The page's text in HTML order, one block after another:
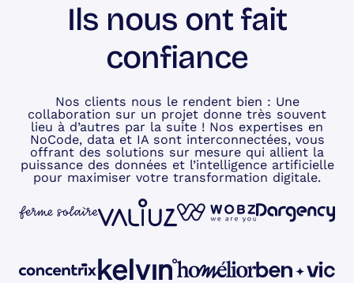
Ils nous ont fait
confiance
Nos clients nous le rendent bien : Une
collaboration sur un projet donne très souvent
lieu à d’autres par la suite ! Nos expertises en
NoCode, data et IA sont interconnectées, vous
offrant des solutions sur mesure qui allient la
puissance des données et l’intelligence artificielle
pour maximiser votre transformation digitale.